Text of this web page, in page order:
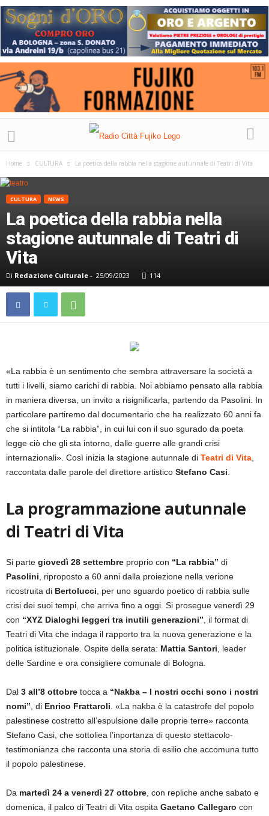
Home CULTURA La poetica della rabbia nella stagione autunnale di Teatri di Vita
CULTURA NEWS
La poetica della rabbia nella
stagione autunnale di Teatri di
Vita
Di Redazione Culturale - 25/09/2023 114
«La rabbia è un sentimento che sembra attraversare la società a
tutti i livelli, siamo carichi di rabbia. Noi abbiamo pensato alla rabbia
in maniera diversa, un invito a risignificarla, partendo da Pasolini. In
particolare partiremo dal documentario che ha realizzato 60 anni fa
che si intitola “La rabbia”, in cui lui con il suo sgurado da poeta
legge ciò che gli sta intorno, dalle guerre alle grandi crisi
internazionali». Così inizia la stagione autunnale di Teatri di Vita
raccontata dalle parole del direttore artistico Stefano Casi
La programmazione autunnale
di Teatri di Vita
Si parte giovedì 28 settembre proprio con “La rabbia” di
Pasolini , riproposto a 60 anni dalla proiezione nella verione
ricostruita di Bertolucci , per uno sguardo poetico di rabbia sulle
crisi dei suoi tempi, che arriva fino a oggi. Si prosegue venerdì 29
con “XYZ Dialoghi leggeri tra inutili generazioni” , il format di
Teatri di Vita che indaga il rapporto tra la nuova generazione e la
politica istituzionale. Ospite della serata: Mattia Santori , leader
delle Sardine e ora consigliere comunale di Bologna.
Dal 3 all’8 ottobre tocca a “Nakba – I nostri occhi sono i nostri
nomi” , di Enrico Frattaroli . «La nakba è la catastrofe del popolo
palestinese costretto all’espulsione dalle proprie terre» racconta
Stefano Casi, che sottoliea l’inportanza di questo stettacolo-
testimonianza che racconta una storia di esilio che accomuna tutto
il popolo palestinese.
Da martedì 24 a venerdì 27 ottobre , con repliche anche sabato e
domenica, il palco di Teatri di Vita ospita Gaetano Callegaro con